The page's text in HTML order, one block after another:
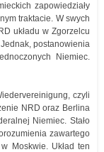
zapowiedziały
traktacie. W swych
układu w Zgorzelcu
postanowienia
Niemiec.
czyli
NRD oraz Berlina
Niemiec. Stało
zawartego
Moskwie. Układ ten